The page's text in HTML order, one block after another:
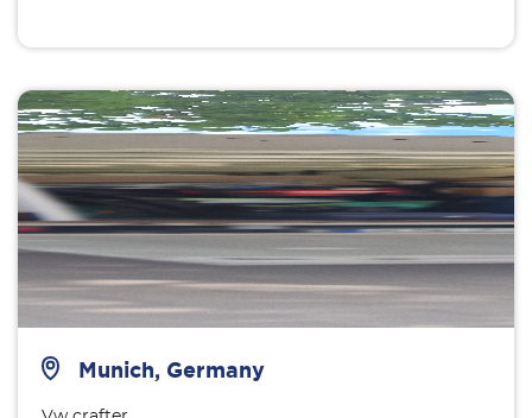
Munich, Germany